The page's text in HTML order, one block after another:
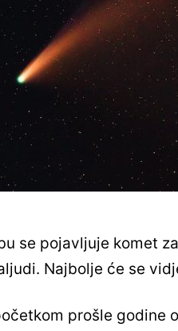
se pojavljuje komet
Najbolje će se
prošle godine